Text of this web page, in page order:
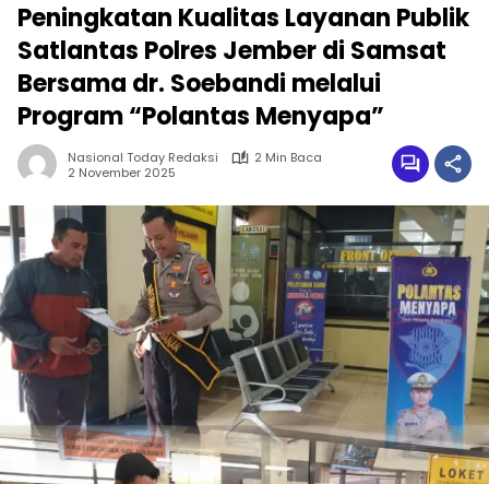
Peningkatan Kualitas Layanan Publik
Satlantas Polres Jember di Samsat
Bersama dr. Soebandi melalui
Program “Polantas Menyapa”
Nasional Today Redaksi
2 Min Baca
2 November 2025